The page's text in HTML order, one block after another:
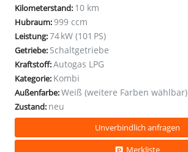
Kilometerstand: 10 km
Hubraum:999 ccm
Leistung:74 kW (101 PS)
Getriebe: Schaltgetriebe
Kraftstoff:Autogas LPG
Kategorie: Kombi
Außenfarbe:Weiß (weitere Farben wählbar)
Zustand: neu
Unverbindlich anfragen
Merkliste